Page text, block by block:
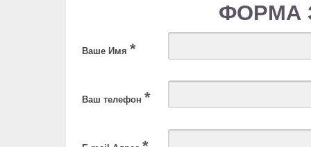
ФОРМА
Ваше Имя *
Ваш телефон *